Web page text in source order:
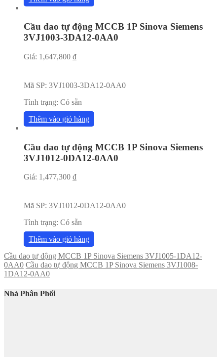
Cầu dao tự động MCCB 1P Sinova Siemens
3VJ1003-3DA12-0AA0
Giá: 1,647,800 ₫
Mã SP: 3VJ1003-3DA12-0AA0
Tình trạng: Có sẵn
Thêm vào giỏ hàng
Cầu dao tự động MCCB 1P Sinova Siemens
3VJ1012-0DA12-0AA0
Giá: 1,477,300 ₫
Mã SP: 3VJ1012-0DA12-0AA0
Tình trạng: Có sẵn
Thêm vào giỏ hàng
Cầu dao tự động MCCB 1P Sinova Siemens 3VJ1005-1DA12-
0AA0 Cầu dao tự động MCCB 1P Sinova Siemens 3VJ1008-
1DA12-0AA0
Nhà Phân Phối